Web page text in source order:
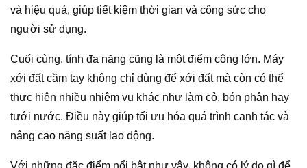
và hiệu quả, giúp tiết kiệm thời gian và công sức cho
người sử dụng.
Cuối cùng, tính đa năng cũng là một điểm cộng lớn. Máy
xới đất cầm tay không chỉ dùng để xới đất mà còn có thể
thực hiện nhiều nhiệm vụ khác như làm cỏ, bón phân hay
tưới nước. Điều này giúp tối ưu hóa quá trình canh tác và
nâng cao năng suất lao động.
Với những đặc điểm nổi bật như vậy, không có lý do gì để